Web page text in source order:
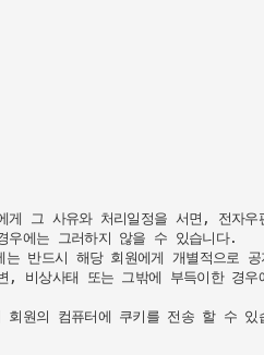
그 사유와 처리일정을 서면, 전자
에는 그러하지 않을 수 있습니다.
반드시 해당 회원에게 개별적으로
비상사태 또는 그밖에 부득이한 경
의 컴퓨터에 쿠키를 전송 할